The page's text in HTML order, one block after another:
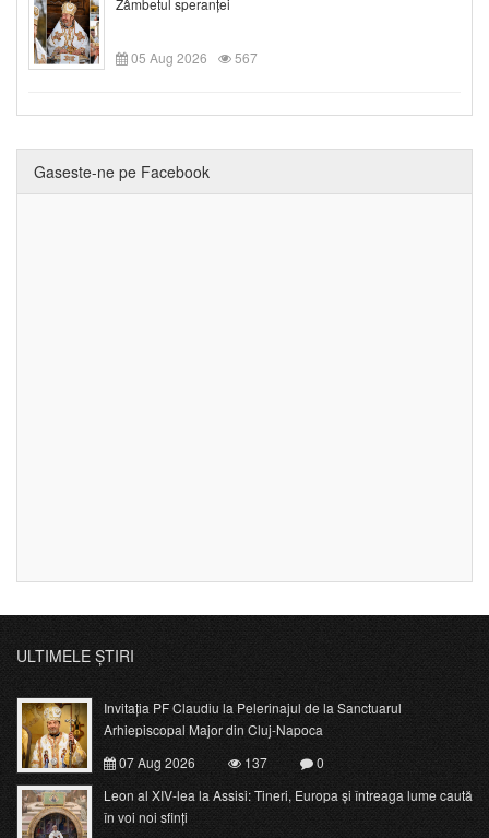
05 Aug 2026 567
Gaseste-ne pe Facebook
ULTIMELE ȘTIRI
Invitația PF Claudiu la Pelerinajul de la Sanctuarul
Arhiepiscopal Major din Cluj-Napoca
07 Aug 2026
137
0
Leon al XIV-lea la Assisi: Tineri, Europa și întreaga lume caută
în voi noi sfinți